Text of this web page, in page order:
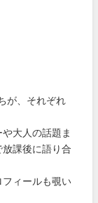
が、それぞれ
大人の話題ま
課後に語り合
フィールも覗い